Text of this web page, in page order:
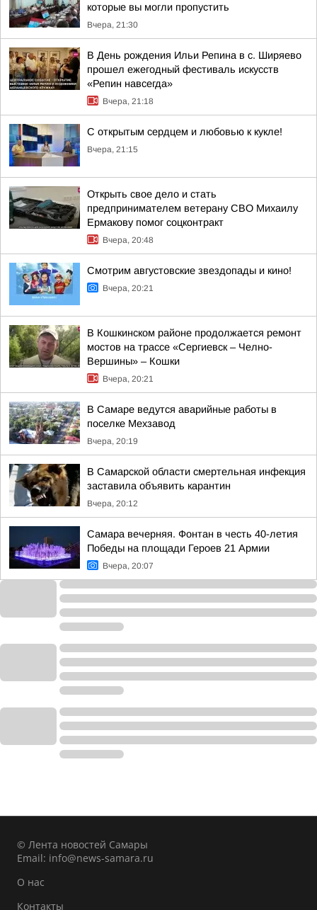
которые вы могли пропустить
Вчера, 21:30
В День рождения Ильи Репина в с. Ширяево
прошел ежегодный фестиваль искусств
«Репин навсегда»
Вчера, 21:18
С открытым сердцем и любовью к кукле!
Вчера, 21:15
Открыть свое дело и стать
предпринимателем ветерану СВО Михаилу
Ермакову помог соцконтракт
Вчера, 20:48
Смотрим августовские звездопады и кино!
Вчера, 20:21
В Кошкинском районе продолжается ремонт
мостов на трассе «Сергиевск – Челно-
Вершины» – Кошки
Вчера, 20:21
В Самаре ведутся аварийные работы в
поселке Мехзавод
Вчера, 20:19
В Самарской области смертельная инфекция
заставила объявить карантин
Вчера, 20:12
Самара вечерняя. Фонтан в честь 40-летия
Победы на площади Героев 21 Армии
Вчера, 20:07
© Лента новостей Самары
Email: info@news-samara.ru
О нас
Контакты